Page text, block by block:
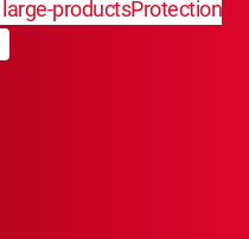
large-productsProtection